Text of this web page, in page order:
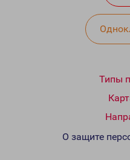
Типы
О защите